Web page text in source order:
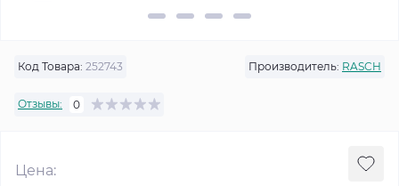
Код Товара: 252743 Производитель: RASCH
Отзывы: 0
Цена: